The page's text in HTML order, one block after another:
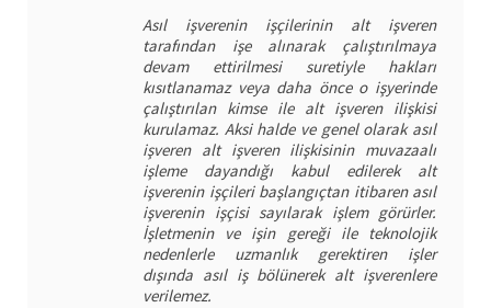
Asıl işverenin işçilerinin alt işveren
tarafından işe alınarak çalıştırılmaya
devam ettirilmesi suretiyle hakları
kısıtlanamaz veya daha önce o işyerinde
çalıştırılan kimse ile alt işveren ilişkisi
kurulamaz. Aksi halde ve genel olarak asıl
işveren alt işveren ilişkisinin muvazaalı
işleme dayandığı kabul edilerek alt
işverenin işçileri başlangıçtan itibaren asıl
işverenin işçisi sayılarak işlem görürler.
İşletmenin ve işin gereği ile teknolojik
nedenlerle uzmanlık gerektiren işler
dışında asıl iş bölünerek alt işverenlere
verilemez.